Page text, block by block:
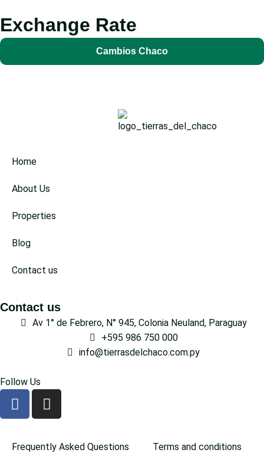
Exchange Rate
Cambios Chaco
Home
About Us
Properties
Blog
Contact us
Contact us
Av 1° de Febrero, N° 945, Colonia Neuland, Paraguay
+595 986 750 000
info@tierrasdelchaco.com.py
Follow Us
Frequently Asked Questions Terms and conditions